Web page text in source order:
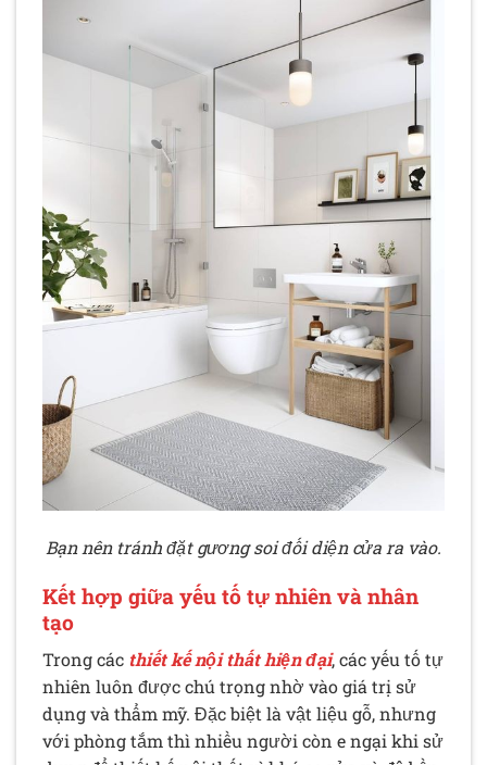
Bạn nên tránh đặt gương soi đối diện cửa ra vào.
Kết hợp giữa yếu tố tự nhiên và nhân
tạo
Trong các thiết kế nội thất hiện đại, các yếu tố tự
nhiên luôn được chú trọng nhờ vào giá trị sử
dụng và thẩm mỹ. Đặc biệt là vật liệu gỗ, nhưng
với phòng tắm thì nhiều người còn e ngại khi sử